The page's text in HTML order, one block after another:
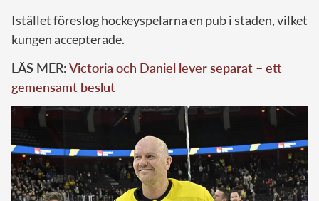
Istället föreslog hockeyspelarna en pub i staden, vilket
kungen accepterade.
LÄS MER:Victoria och Daniel lever separat – ett
gemensamt beslut